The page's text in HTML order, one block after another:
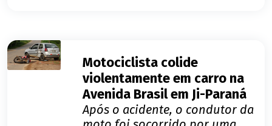
Motociclista colide
violentamente em carro na
Avenida Brasil em Ji-Paraná
Após o acidente, o condutor da